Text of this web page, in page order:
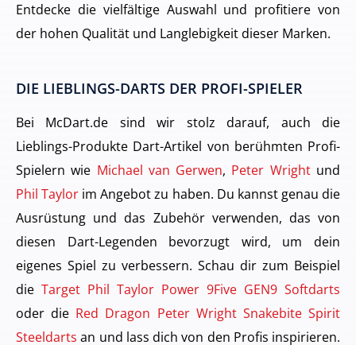
Entdecke die vielfältige Auswahl und profitiere von
der hohen Qualität und Langlebigkeit dieser Marken.
DIE LIEBLINGS-DARTS DER PROFI-SPIELER
Bei McDart.de sind wir stolz darauf, auch die
Lieblings-Produkte Dart-Artikel von berühmten Profi-
Spielern wie Michael van Gerwen, Peter Wrightund
Phil Taylor im Angebot zu haben. Du kannst genau die
Ausrüstung und das Zubehör verwenden, das von
diesen Dart-Legenden bevorzugt wird, um dein
eigenes Spiel zu verbessern. Schau dir zum Beispiel
die Target Phil Taylor Power 9Five GEN9 Softdarts
oder die Red Dragon Peter Wright Snakebite Spirit
Steeldarts an und lass dich von den Profis inspirieren.